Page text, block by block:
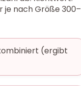
je nach Größe 300–
(ergibt